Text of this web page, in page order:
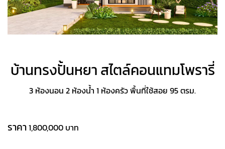
บ้านทรงปั้นหยา สไตล์คอนแทมโพรารี่
3 ห้องนอน 2 ห้องน้ำ 1 ห้องครัว พื้นที่ใช้สอย 95 ตรม.
ราคา1,800,000 บาท